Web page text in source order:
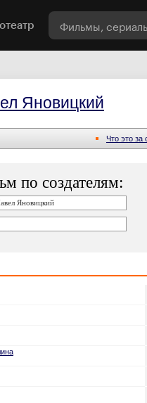
Яновицкий
Что это за
по создателям: